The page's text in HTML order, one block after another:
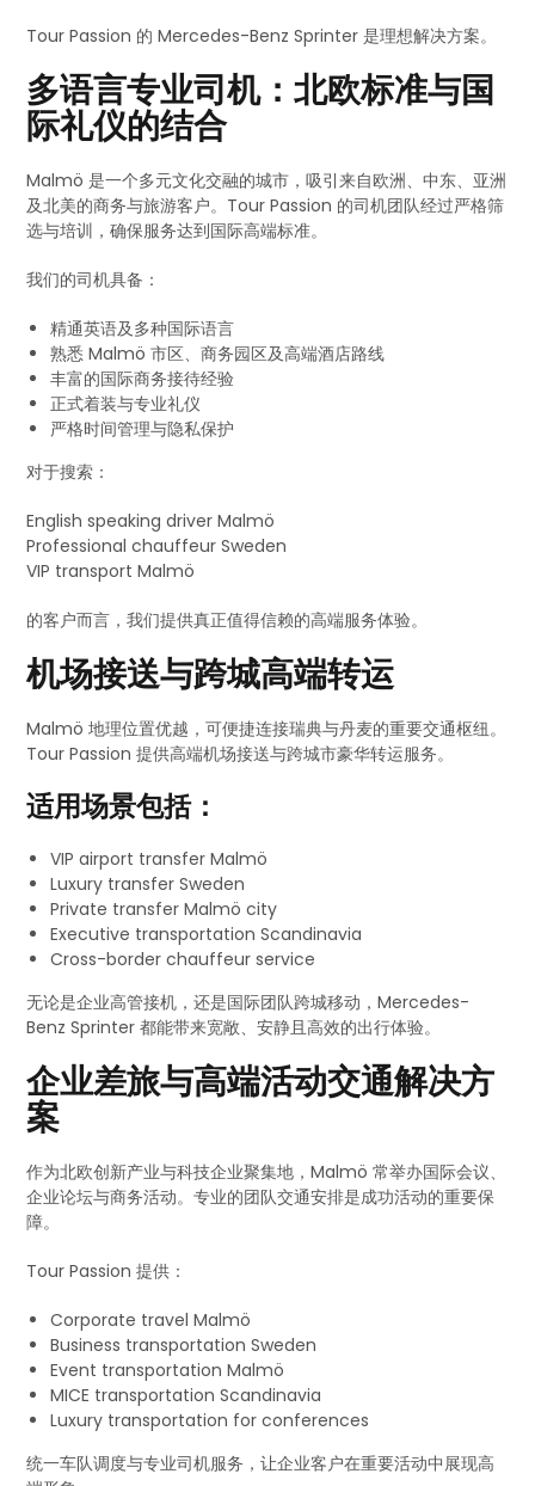
Tour Passion 的 Mercedes-Benz Sprinter 是理想解决方案。
多语言专业司机：北欧标准与国
际礼仪的结合
Malmö 是一个多元文化交融的城市，吸引来自欧洲、中东、亚洲
及北美的商务与旅游客户。Tour Passion 的司机团队经过严格筛
选与培训，确保服务达到国际高端标准。
我们的司机具备：
精通英语及多种国际语言
熟悉 Malmö 市区、商务园区及高端酒店路线
丰富的国际商务接待经验
正式着装与专业礼仪
严格时间管理与隐私保护
对于搜索：
English speaking driver Malmö
Professional chauffeur Sweden
VIP transport Malmö
的客户而言，我们提供真正值得信赖的高端服务体验。
机场接送与跨城高端转运
Malmö 地理位置优越，可便捷连接瑞典与丹麦的重要交通枢纽。
Tour Passion 提供高端机场接送与跨城市豪华转运服务。
适用场景包括：
VIP airport transfer Malmö
Luxury transfer Sweden
Private transfer Malmö city
Executive transportation Scandinavia
Cross-border chauffeur service
无论是企业高管接机，还是国际团队跨城移动，Mercedes-
Benz Sprinter 都能带来宽敞、安静且高效的出行体验。
企业差旅与高端活动交通解决方
案
作为北欧创新产业与科技企业聚集地，Malmö 常举办国际会议、
企业论坛与商务活动。专业的团队交通安排是成功活动的重要保
障。
Tour Passion 提供：
Corporate travel Malmö
Business transportation Sweden
Event transportation Malmö
MICE transportation Scandinavia
Luxury transportation for conferences
统一车队调度与专业司机服务，让企业客户在重要活动中展现高